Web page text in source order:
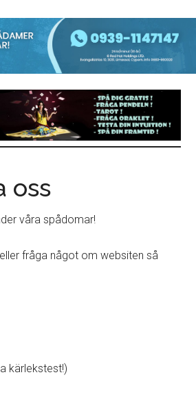
oss
våra spådomar!
fråga något om websiten så
kärlekstest!)